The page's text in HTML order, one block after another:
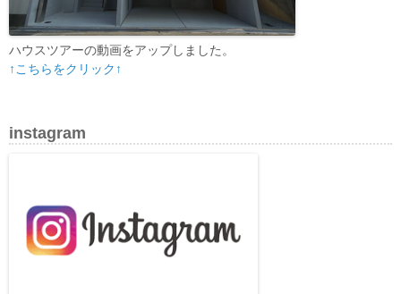
ハウスツアーの動画をアップしました。
↑こちらをクリック↑
instagram